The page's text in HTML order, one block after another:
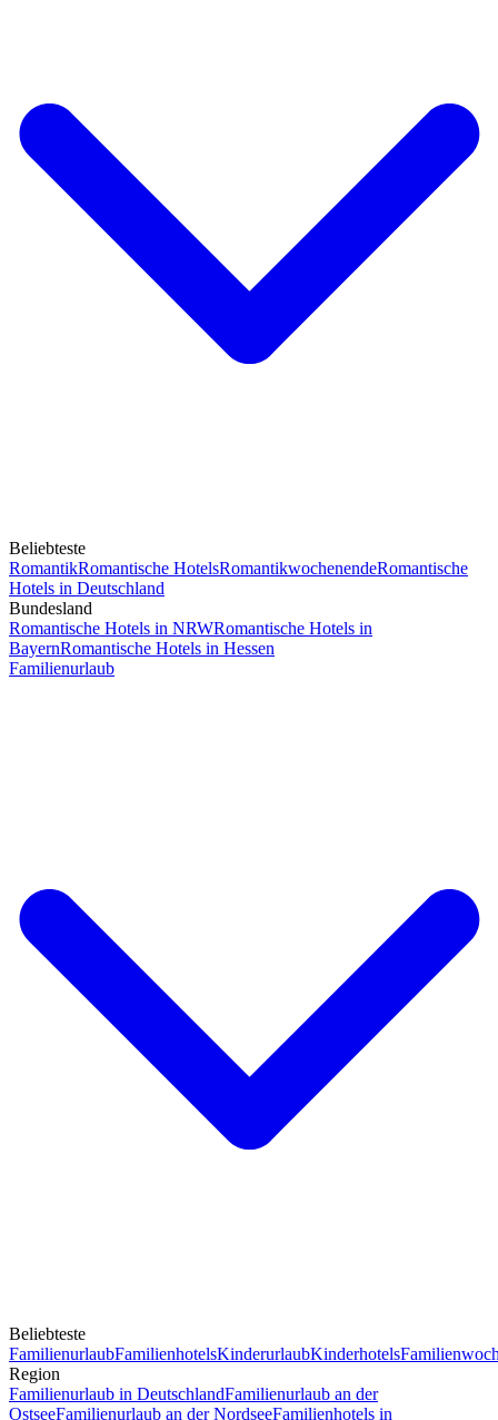
Beliebteste
RomantikRomantische HotelsRomantikwochenendeRomantische
Hotels in Deutschland
Bundesland
Romantische Hotels in NRWRomantische Hotels in
BayernRomantische Hotels in Hessen
Familienurlaub
Beliebteste
FamilienurlaubFamilienhotelsKinderurlaubKinderhotels
Region
Familienurlaub in DeutschlandFamilienurlaub an der
OstseeFamilienurlaub an der NordseeFamilienhotels in